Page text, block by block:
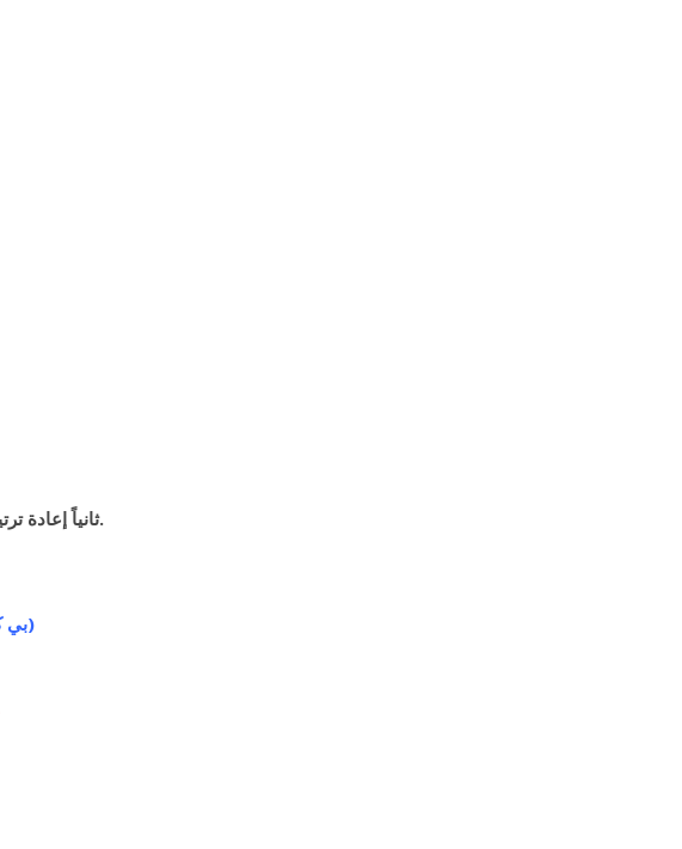
ثانياً إعادة ترتيب التيترات وذلك إما بدمج بعض التيترات لتجنب السرعة بظهورها و إختفائها أو بزيادة وقت الظهور.
(بي كلاود)